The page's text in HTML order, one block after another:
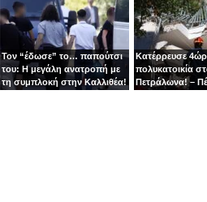
χειριστής
Τον “έδωσε” το… παπούτσι
του: Η μεγάλη ανατροπή με
τη συμπλοκή στην Καλλιθέα!
Κατέρρευσε
πολυκατοικία
Πετράλωνα! –